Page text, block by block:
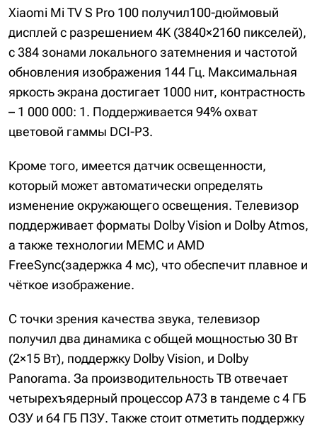
Xiaomi Mi TV S Pro 100 получил100-дюймовый
дисплей с разрешением 4K (3840×2160 пикселей),
с 384 зонами локального затемнения и частотой
обновления изображения 144 Гц. Максимальная
яркость экрана достигает 1000 нит, контрастность
– 1 000 000: 1. Поддерживается 94% охват
цветовой гаммы DCI-P3.
Кроме того, имеется датчик освещенности,
который может автоматически определять
изменение окружающего освещения. Телевизор
поддерживает форматы Dolby Vision и Dolby Atmos,
а также технологии MEMC и AMD
FreeSync(задержка 4 мс), что обеспечит плавное и
чёткое изображение.
С точки зрения качества звука, телевизор
получил два динамика с общей мощностью 30 Вт
(2×15 Вт), поддержку Dolby Vision, и Dolby
Panorama. За производительность ТВ отвечает
четырехъядерный процессор A73 в тандеме с 4 ГБ
ОЗУ и 64 ГБ ПЗУ. Также стоит отметить поддержку